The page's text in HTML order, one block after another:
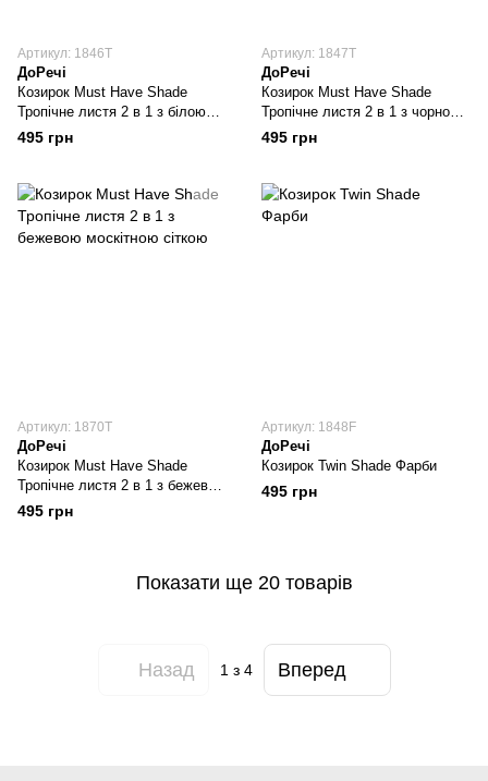
Артикул: 1846T
ДоРечі
Козирок Must Have Shade
Тропічне листя 2 в 1 з білою
москітною сіткою
495 грн
Артикул: 1847T
ДоРечі
Козирок Must Have Shade
Тропічне листя 2 в 1 з чорною
москітною сіткою
495 грн
Артикул: 1870T
ДоРечі
Козирок Must Have Shade
Тропічне листя 2 в 1 з бежевою
москітною сіткою
495 грн
Артикул: 1848F
ДоРечі
Козирок Twin Shade Фарби
495 грн
Показати ще 20 товарів
Назад 1 з 4 Вперед